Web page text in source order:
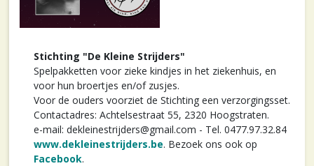
Stichting "De Kleine Strijders"
Spelpakketten voor zieke kindjes in het ziekenhuis, en
voor hun broertjes en/of zusjes.
Voor de ouders voorziet de Stichting een verzorgingsset.
Contactadres: Achtelsestraat 55, 2320 Hoogstraten.
e-mail: dekleinestrijders@gmail.com - Tel. 0477.97.32.84
www.dekleinestrijders.be. Bezoek ons ook op
Facebook.